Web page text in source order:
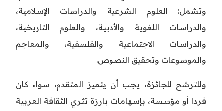
وتشمل: العلوم الشرعية والدراسات الإسلامية،
والدراسات اللغوية والأدبية، والعلوم التاريخية،
والدراسات الاجتماعية والفلسفية، والمعاجم
والموسوعات وتحقيق النصوص.
وللترشح للجائزة، يجب أن يتميز المتقدم، سواء كان
فردا أو مؤسسة، بإسهامات بارزة تثري الثقافة العربية